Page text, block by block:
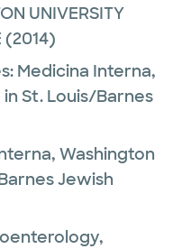
UNIVERSITY
(2014)
Medicina Interna,
St. Louis/Barnes
Washington
Jewish